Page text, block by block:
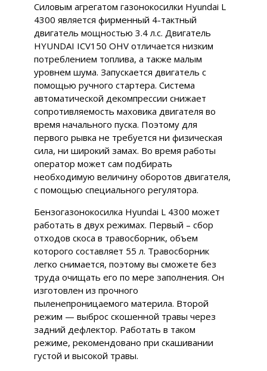
Силовым агрегатом газонокосилки Hyundai L
4300 является фирменный 4-тактный
двигатель мощностью 3.4 л.с. Двигатель
HYUNDAI ICV150 OHV отличается низким
потреблением топлива, а также малым
уровнем шума. Запускается двигатель с
помощью ручного стартера. Система
автоматической декомпрессии снижает
сопротивляемость маховика двигателя во
время начального пуска. Поэтому для
первого рывка не требуется ни физическая
сила, ни широкий замах. Во время работы
оператор может сам подбирать
необходимую величину оборотов двигателя,
с помощью специального регулятора.
Бензогазонокосилка Hyundai L 4300 может
работать в двух режимах. Первый – сбор
отходов скоса в травосборник, объем
которого составляет 55 л. Травосборник
легко снимается, поэтому вы сможете без
труда очищать его по мере заполнения. Он
изготовлен из прочного
пыленепроницаемого материла. Второй
режим — выброс скошенной травы через
задний дефлектор. Работать в таком
режиме, рекомендовано при скашивании
густой и высокой травы.